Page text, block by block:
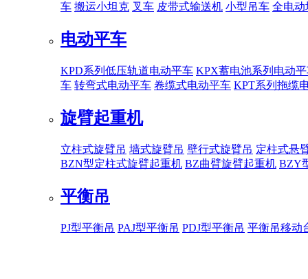
车 搬运小坦克 叉车 皮带式输送机 小型吊车 全电动
电动平车
KPD系列低压轨道电动平车 KPX蓄电池系列电动
车 转弯式电动平车 卷缆式电动平车 KPT系列拖缆
旋臂起重机
立柱式旋臂吊 墙式旋臂吊 壁行式旋臂吊 定柱式悬
BZN型定柱式旋臂起重机 BZ曲臂旋臂起重机 BZY
平衡吊
PJ型平衡吊 PAJ型平衡吊 PDJ型平衡吊 平衡吊移动